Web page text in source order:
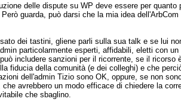
delle dispute su WP deve essere per
guarda, può darsi che la mia idea
dei tastini, gliene parli sulla sua talk e se lui
particolarmente esperti, affidabili, eletti con
includere sanzioni per il ricorrente, se il
fiducia della comunità (e dei colleghi) e che
dell'admin Tizio sono OK, oppure, se non
avrebbero un modo efficace di chiedere la
che sbaglino.